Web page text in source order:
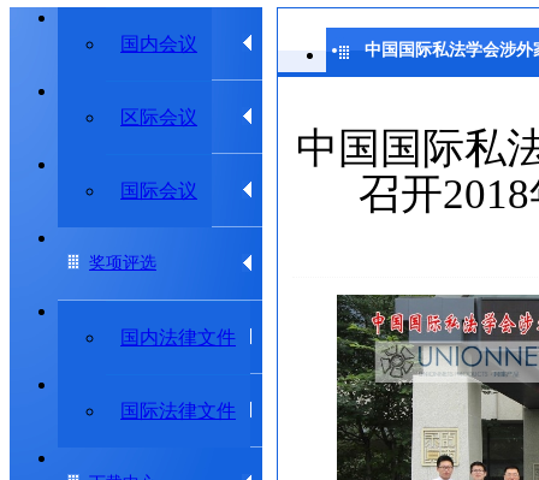
国内会议
区际会议
国际会议
学术会议
学术动态
专题研究委员会
奖项评选
国内法律文件
国际法律文件
法律法规
出版物
中国国际私法学会涉外
中国国际私
召开